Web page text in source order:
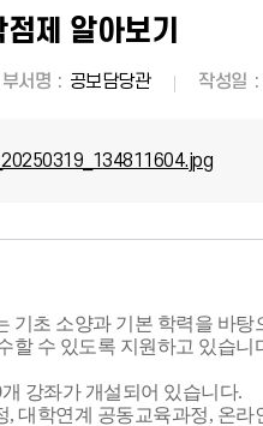
제 알아보기
부서명 공보담당관 작성일
기초 소양과 기본 학력을 바
할 수 있도록 지원하고 있습니
개 강좌가 개설되어 있습니다.
, 대학연계 공동교육과정, 온라